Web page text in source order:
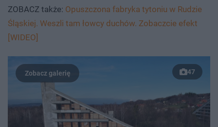
ZOBACZ także: Opuszczona fabryka tytoniu w Rudzie
Śląskiej. Weszli tam łowcy duchów. Zobaczcie efekt
[WIDEO]
47